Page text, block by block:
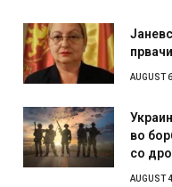
AUGUST
во
со
AUGUST